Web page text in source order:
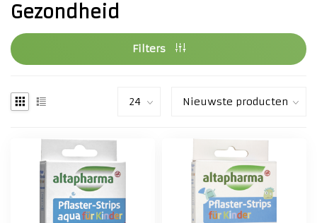
Gezondheid
Filters